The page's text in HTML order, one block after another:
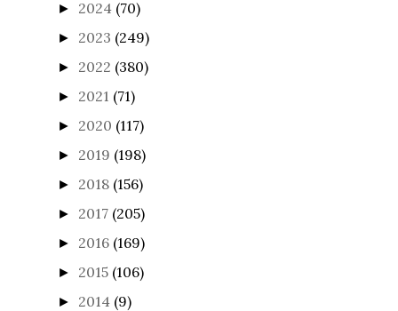
► 2024 (70)
► 2023 (249)
► 2022 (380)
► 2021 (71)
► 2020 (117)
► 2019 (198)
► 2018 (156)
► 2017 (205)
► 2016 (169)
► 2015 (106)
► 2014 (9)